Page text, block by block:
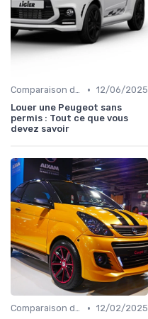
Comparaison des Modèles • 12/06/2025
Louer une Peugeot sans
permis : Tout ce que vous
devez savoir
Comparaison des Modèles • 12/02/2025